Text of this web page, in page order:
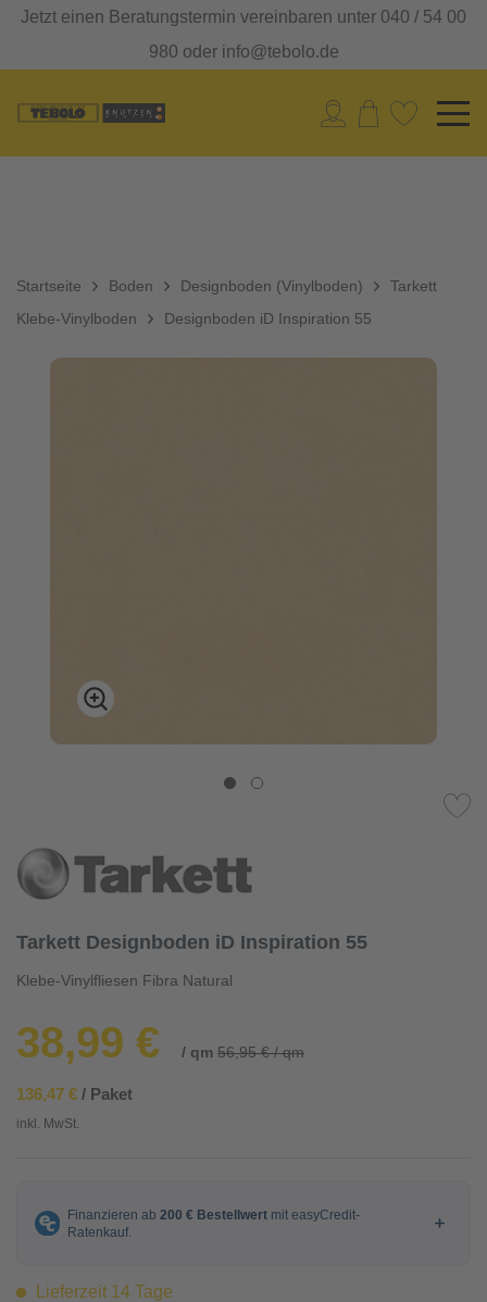
Jetzt einen Beratungstermin vereinbaren unter 040 / 54 00
980 oder info@tebolo.de
Startseite Boden
Designboden (Vinylboden)
Klebe-Vinylboden
Tarkett
Designboden iD Inspiration 55
Tarkett Designboden iD Inspiration 55
Klebe-Vinylfliesen Fibra Natural
38,99 € / qm 56,95 € / qm
136,47 € / Paket
inkl. MwSt.
Lieferzeit 14 Tage